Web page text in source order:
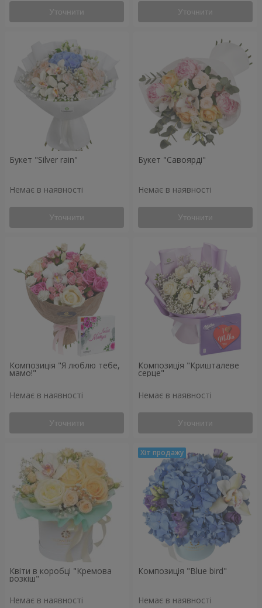
Уточнити Уточнити
Букет "Silver rain"
Немає в наявності
Уточнити
Букет "Савоярді"
Немає в наявності
Уточнити
Композиція "Я люблю тебе,
мамо!"
Немає в наявності
Уточнити
Композиція "Кришталеве
серце"
Немає в наявності
Уточнити
Квіти в коробці "Кремова
розкіш"
Немає в наявності
Композиція "Blue bird"
Немає в наявності